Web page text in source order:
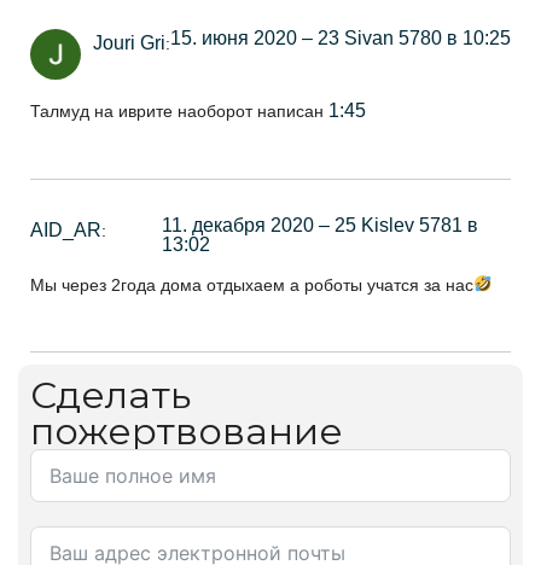
Jouri Gri:15. июня 2020 – 23 Sivan 5780 в 10:25
Талмуд на иврите наоборот написан 1:45
AID_AR:
11. декабря 2020 – 25 Kislev 5781 в
13:02
Мы через 2года дома отдыхаем а роботы учатся за нас
Сделать
пожертвование